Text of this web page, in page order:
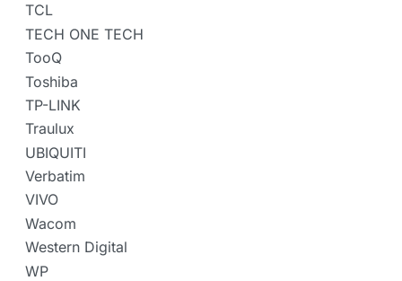
TCL
TECH ONE TECH
TooQ
Toshiba
TP-LINK
Traulux
UBIQUITI
Verbatim
VIVO
Wacom
Western Digital
WP